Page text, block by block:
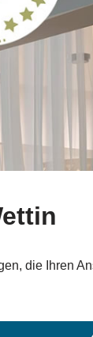
die Ihren